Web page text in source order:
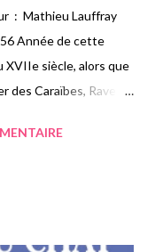
: Mathieu Lauffray
Année de cette
siècle, alors que
des Caraïbes, Raven,
de Tortuga qui